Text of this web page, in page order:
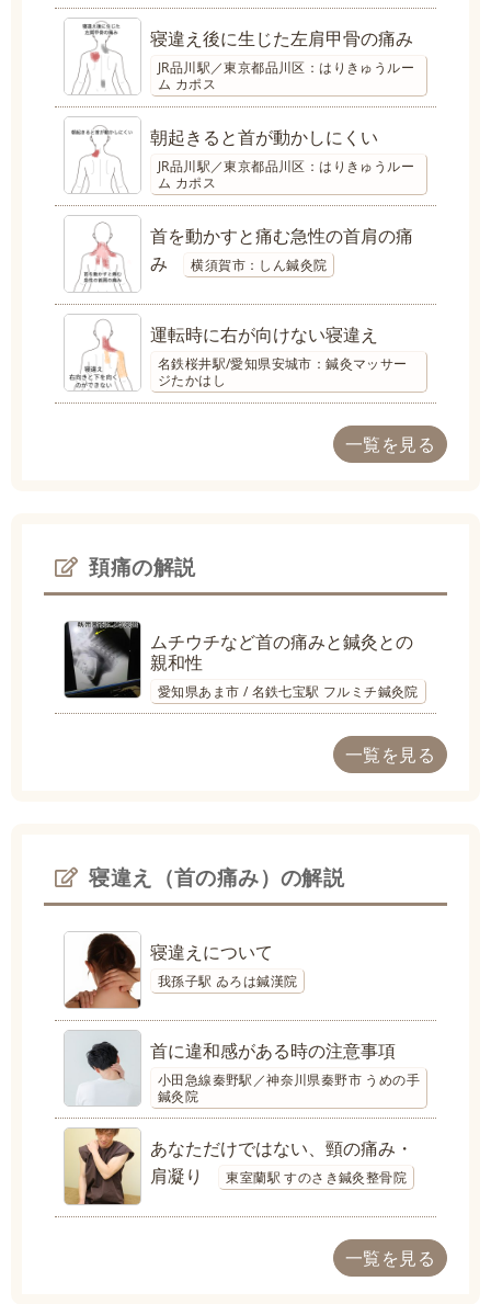
寝違え後に生じた左肩甲骨の痛み
JR品川駅／東京都品川区：はりきゅうルー
ム カポス
朝起きると首が動かしにくい
JR品川駅／東京都品川区：はりきゅうルー
ム カポス
首を動かすと痛む急性の首肩の痛
み
横須賀市：しん鍼灸院
運転時に右が向けない寝違え
名鉄桜井駅/愛知県安城市：鍼灸マッサー
ジたかはし
一覧を見る
頚痛の解説
ムチウチなど首の痛みと鍼灸との
親和性
愛知県あま市 / 名鉄七宝駅 フルミチ鍼灸院
一覧を見る
寝違え（首の痛み）の解説
寝違えについて
我孫子駅 ゐろは鍼漢院
首に違和感がある時の注意事項
小田急線秦野駅／神奈川県秦野市 うめの手
鍼灸院
あなただけではない、頸の痛み・
肩凝り
東室蘭駅 すのさき鍼灸整骨院
一覧を見る